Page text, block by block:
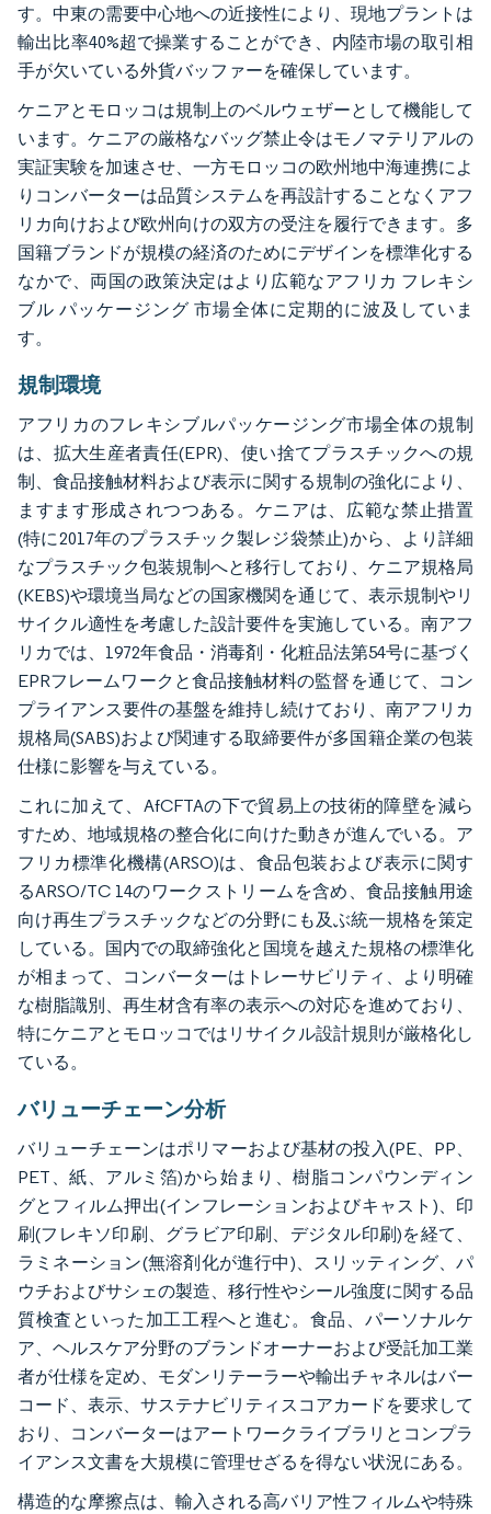
す。中東の需要中心地への近接性により、現地プラントは
輸出比率40%超で操業することができ、内陸市場の取引相
手が欠いている外貨バッファーを確保しています。
ケニアとモロッコは規制上のベルウェザーとして機能して
います。ケニアの厳格なバッグ禁止令はモノマテリアルの
実証実験を加速させ、一方モロッコの欧州地中海連携によ
りコンバーターは品質システムを再設計することなくアフ
リカ向けおよび欧州向けの双方の受注を履行できます。多
国籍ブランドが規模の経済のためにデザインを標準化する
なかで、両国の政策決定はより広範なアフリカ フレキシ
ブル パッケージング 市場全体に定期的に波及していま
す。
規制環境
アフリカのフレキシブルパッケージング市場全体の規制
は、拡大生産者責任(EPR)、使い捨てプラスチックへの規
制、食品接触材料および表示に関する規制の強化により、
ますます形成されつつある。ケニアは、広範な禁止措置
(特に2017年のプラスチック製レジ袋禁止)から、より詳細
なプラスチック包装規制へと移行しており、ケニア規格局
(KEBS)や環境当局などの国家機関を通じて、表示規制やリ
サイクル適性を考慮した設計要件を実施している。南アフ
リカでは、1972年食品・消毒剤・化粧品法第54号に基づく
EPRフレームワークと食品接触材料の監督を通じて、コン
プライアンス要件の基盤を維持し続けており、南アフリカ
規格局(SABS)および関連する取締要件が多国籍企業の包装
仕様に影響を与えている。
これに加えて、AfCFTAの下で貿易上の技術的障壁を減ら
すため、地域規格の整合化に向けた動きが進んでいる。ア
フリカ標準化機構(ARSO)は、食品包装および表示に関す
るARSO/TC 14のワークストリームを含め、食品接触用途
向け再生プラスチックなどの分野にも及ぶ統一規格を策定
している。国内での取締強化と国境を越えた規格の標準化
が相まって、コンバーターはトレーサビリティ、より明確
な樹脂識別、再生材含有率の表示への対応を進めており、
特にケニアとモロッコではリサイクル設計規則が厳格化し
ている。
バリューチェーン分析
バリューチェーンはポリマーおよび基材の投入(PE、PP、
PET、紙、アルミ箔)から始まり、樹脂コンパウンディン
グとフィルム押出(インフレーションおよびキャスト)、印
刷(フレキソ印刷、グラビア印刷、デジタル印刷)を経て、
ラミネーション(無溶剤化が進行中)、スリッティング、パ
ウチおよびサシェの製造、移行性やシール強度に関する品
質検査といった加工工程へと進む。食品、パーソナルケ
ア、ヘルスケア分野のブランドオーナーおよび受託加工業
者が仕様を定め、モダンリテーラーや輸出チャネルはバー
コード、表示、サステナビリティスコアカードを要求して
おり、コンバーターはアートワークライブラリとコンプラ
イアンス文書を大規模に管理せざるを得ない状況にある。
構造的な摩擦点は、輸入される高バリア性フィルムや特殊